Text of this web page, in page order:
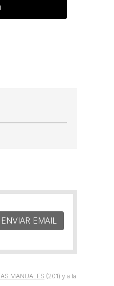
MANUALES (201) y a la
ENVIAR EMAIL